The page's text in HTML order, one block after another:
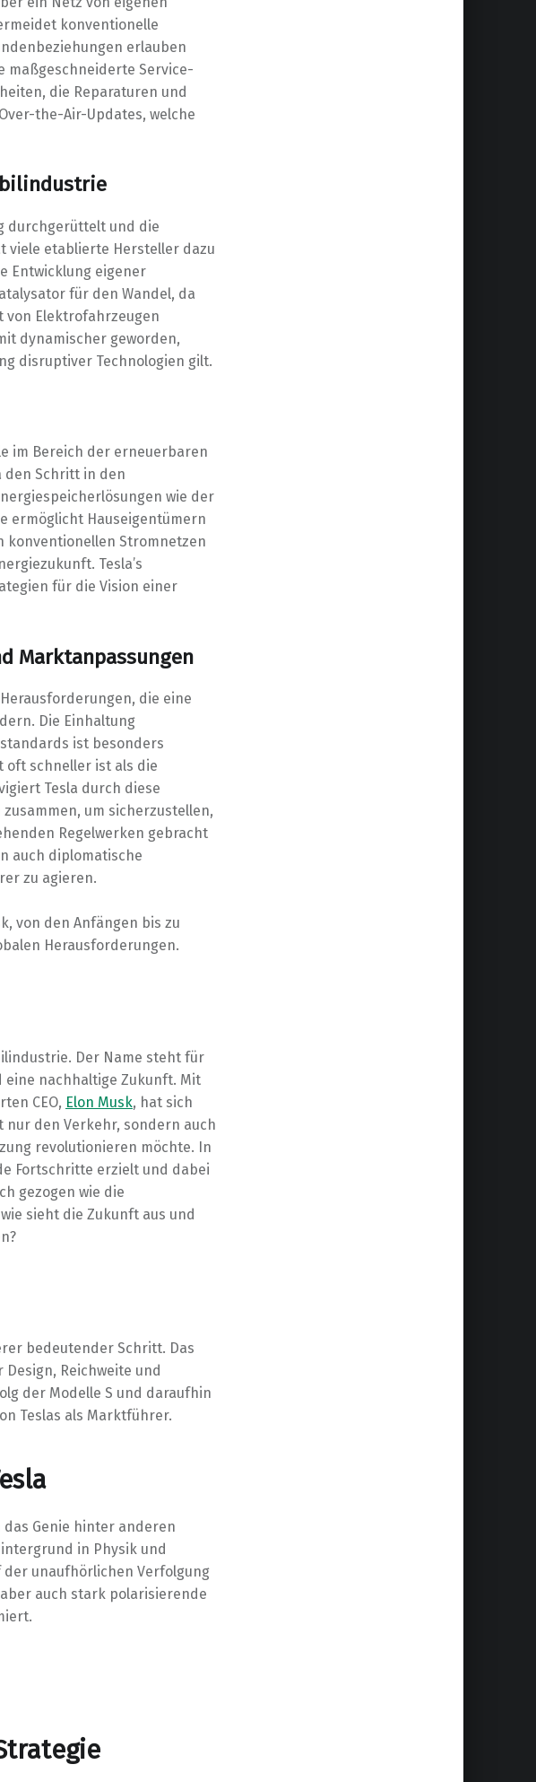
konventionelle
erlauben
maßgeschneiderte Service-
die Reparaturen und
the-Air-Updates, welche
durchgerüttelt und die
viele etablierte Hersteller dazu
Entwicklung eigener
für den Wandel, da
von Elektrofahrzeugen
dynamischer geworden,
disruptiver Technologien gilt.
im Bereich der erneuerbaren
den Schritt in den
wie der
ermöglicht Hauseigentümern
konventionellen Stromnetzen
Tesla’s
für die Vision einer
Marktanpassungen
die eine
Die Einhaltung
ist besonders
oft schneller ist als die
Tesla durch diese
um sicherzustellen,
Regelwerken gebracht
auch diplomatische
zu agieren.
von den Anfängen bis zu
Herausforderungen.
Der Name steht für
eine nachhaltige Zukunft. Mit
CEO, Elon Musk, hat sich
nur den Verkehr, sondern auch
revolutionieren möchte. In
Fortschritte erzielt und dabei
gezogen wie die
sieht die Zukunft aus und
bedeutender Schritt. Das
Reichweite und
der Modelle S und daraufhin
Teslas als Marktführer.
Genie hinter anderen
in Physik und
unaufhörlichen Verfolgung
auch stark polarisierende